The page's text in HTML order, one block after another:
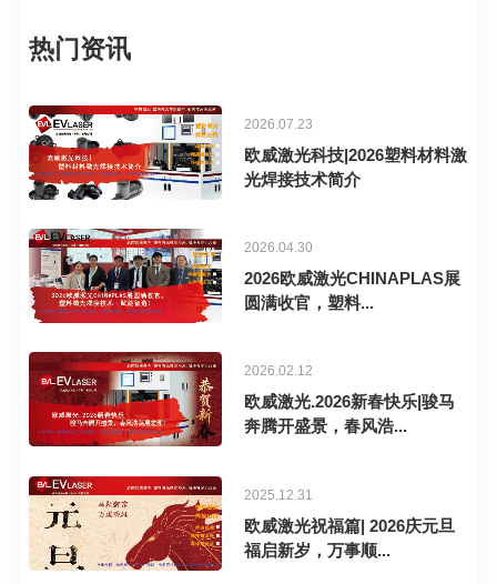
热门资讯
2026.07.23
欧威激光科技|2026塑料材料激
光焊接技术简介
2026.04.30
2026欧威激光CHINAPLAS展
圆满收官，塑料...
2026.02.12
欧威激光.2026新春快乐|骏马
奔腾开盛景，春风浩...
2025.12.31
欧威激光祝福篇| 2026庆元旦
福启新岁，万事顺...